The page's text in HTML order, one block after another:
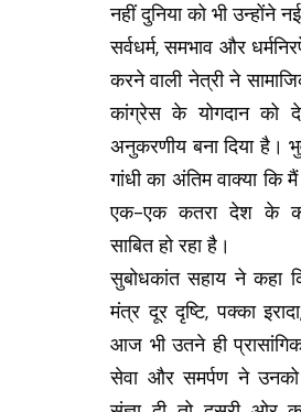
नहीं दुनिया को भी उन्होंने
सर्वधर्म, समभाव और
करने वाली नेत्री ने
कांग्रेस के योगदान को
अनुकरणीय बना दिया है।
गांधी का अंतिम वाक्या कि
एक-एक कतरा देश के
साबित हो रहा है।
सुबोधकांत सहाय ने कहा
मंत्र दूर दृष्टि, पक्का
आज भी उतने ही
सेवा और समर्पण ने उनको